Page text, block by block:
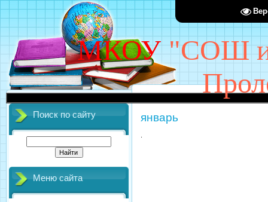
МКОУ "СОШ
Поиск по сайту
Меню сайта
январь